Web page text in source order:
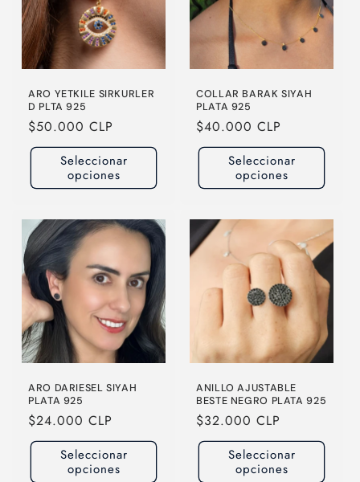
ARO YETKILE SIRKURLER
D PLTA 925
Precio
habitual
$50.000 CLP
Seleccionar
opciones
COLLAR BARAK SIYAH
PLATA 925
Precio
habitual
$40.000 CLP
Seleccionar
opciones
ARO DARIESEL SIYAH
PLATA 925
Precio
habitual
$24.000 CLP
Seleccionar
opciones
ANILLO AJUSTABLE
BESTE NEGRO PLATA 925
Precio
habitual
$32.000 CLP
Seleccionar
opciones